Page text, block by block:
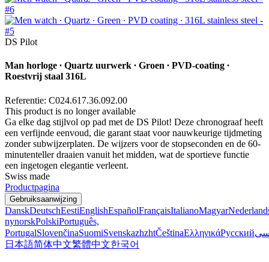
DS Pilot
Man horloge ∙ Quartz uurwerk ∙ Groen ∙ PVD-coating ∙
Roestvrij staal 316L
Referentie: C024.617.36.092.00
This product is no longer available
Ga elke dag stijlvol op pad met de DS Pilot! Deze chronograaf heeft
een verfijnde eenvoud, die garant staat voor nauwkeurige tijdmeting
zonder subwijzerplaten. De wijzers voor de stopseconden en de 60-
minutenteller draaien vanuit het midden, wat de sportieve functie
een ingetogen elegantie verleent.
Swiss made
Productpagina
Gebruiksaanwijzing
DanskDeutschEestiEnglishEspañolFrançaisItalianoMagyar
nynorskPolskiPortuguês,
PortugalSlovenčinaSuomiSvenskazhzhtČeštinaΕλληνικάРусский
日本語简体中文繁體中文한국어